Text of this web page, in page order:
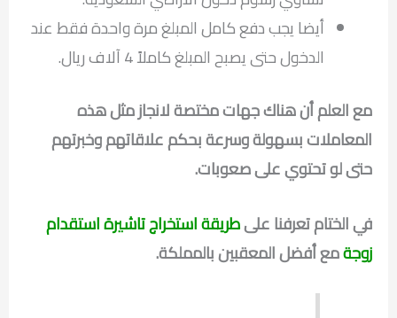
أيضا يجب دفع كامل المبلغ مرة واحدة فقط عند
الدخول حتى يصبح المبلغ كاملاً 4 آلاف ريال.
مع العلم أن هناك جهات مختصة لانجاز مثل هذه
المعاملات بسهولة وسرعة بحكم علاقاتهم وخبرتهم
حتى لو تحتوي على صعوبات.
في الختام تعرفنا علىطريقة استخراج تاشيرة استقدام
زوجةمع أفضل المعقبين بالمملكة.